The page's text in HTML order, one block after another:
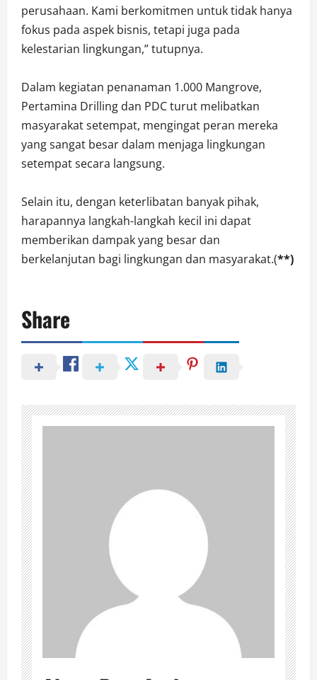
perusahaan. Kami berkomitmen untuk tidak hanya
fokus pada aspek bisnis, tetapi juga pada
kelestarian lingkungan,” tutupnya.
Dalam kegiatan penanaman 1.000 Mangrove,
Pertamina Drilling dan PDC turut melibatkan
masyarakat setempat, mengingat peran mereka
yang sangat besar dalam menjaga lingkungan
setempat secara langsung.
Selain itu, dengan keterlibatan banyak pihak,
harapannya langkah-langkah kecil ini dapat
memberikan dampak yang besar dan
berkelanjutan bagi lingkungan dan masyarakat.(**)
Share